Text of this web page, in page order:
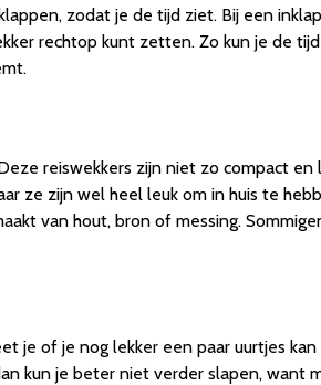
zodat je de tijd ziet. Bij een
rechtop kunt zetten. Zo kun je de
reiswekkers zijn niet zo compact en
ze zijn wel heel leuk om in huis te
van hout, bron of messing.
je of je nog lekker een paar uurtjes
kun je beter niet verder slapen, want